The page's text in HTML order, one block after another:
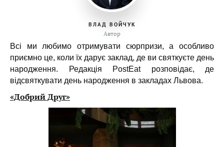
ВЛАД ВОЙЧУК
Автор
Всі ми любимо отримувати сюрпризи, а особливо
приємно це, коли їх дарує заклад, де ви святкуєте день
народження. Редакція PostEat розповідає, де
відсвяткувати день народження в закладах Львова.
«Добрий Друг»